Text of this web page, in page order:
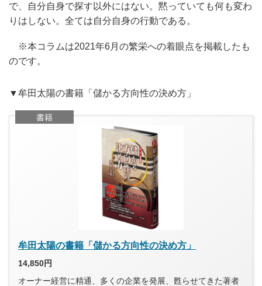
で、自分自身で探す以外にはない。黙っていても何も変わ
りはしない。全ては自分自身の行動である。
※本コラムは2021年6月の繁栄への着眼点を掲載したも
のです。
▼牟田太陽の書籍「儲かる方向性の決め方」
書籍
牟田太陽の書籍「儲かる方向性の決め方」
14,850円
オーナー経営に精通、多くの企業を発展、甦らせてきた著者